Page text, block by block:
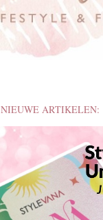
NIEUWE ARTIKELEN: